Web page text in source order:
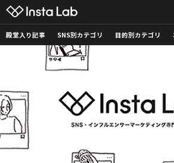
殿堂入り記事 SNS別カテゴリ 目的別カテゴリ